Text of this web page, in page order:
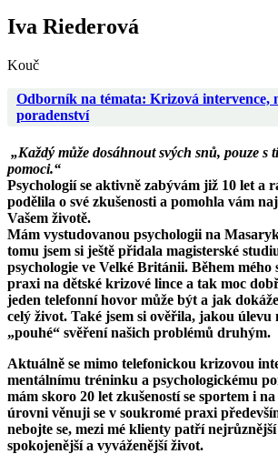
Iva Riederová
Kouč
Odborník na témata: Krizová intervence,
poradenství
„Každý může dosáhnout svých snů, pouze s
pomoci.“
Psychologií se aktivně zabývám již 10 let a
podělila o své zkušenosti a pomohla vám
Vašem životě.
Mám vystudovanou psychologii na
tomu jsem si ještě přidala magisterské
psychologie ve Velké Británii. Během mého
praxi na dětské krizové lince a tak moc
jeden telefonní hovor může být a jak
celý život. Také jsem si ověřila, jakou úlevu
„pouhé“ svěření našich problémů druhým.
Aktuálně se mimo telefonickou krizovou
mentálnímu tréninku a psychologickému
mám skoro 20 let zkušeností se sportem i
úrovni věnuji se v soukromé praxi
nebojte se, mezi mé klienty patří
spokojenější a vyváženější život.